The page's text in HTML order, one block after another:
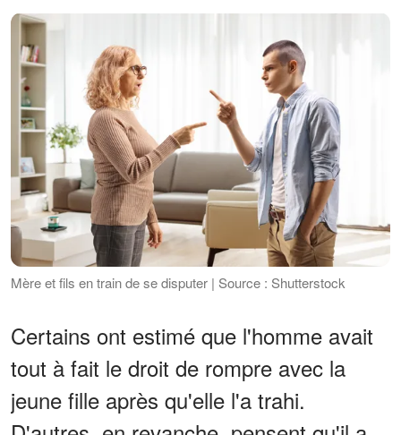
Mère et fils en train de se disputer | Source : Shutterstock
Certains ont estimé que l'homme avait
tout à fait le droit de rompre avec la
jeune fille après qu'elle l'a trahi.